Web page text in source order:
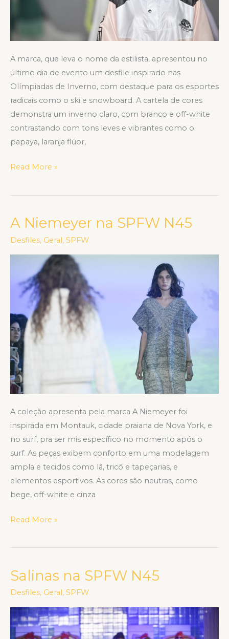
A marca, que leva o nome da estilista, apresentou no
último dia de evento um desfile inspirado nas
Olímpiadas de Inverno, com destaque para os esportes
radicais como o ski e snowboard. A cartela de cores
demonstra um inverno claro, com branco e off-white
contrastando com tons leves e vibrantes como o
papaya, laranja flúor,
Read More »
A Niemeyer na SPFW N45
Desfiles, Geral, SPFW
A coleção apresenta pela marca A Niemeyer foi
inspirada em Montauk, cidade praiana de Nova York, e
no surf, pra ser mis específico no momento após o
surf. As peças exibem conforto em uma modelagem
ampla e tecidos como lã, tricô e tapeçarias, e
elementos esportivos. As cores são neutras, como
bege, off-white e cinza
A
Read More »
Salinas na SPFW N45
Desfiles, Geral , SPFW
Salinas
N45